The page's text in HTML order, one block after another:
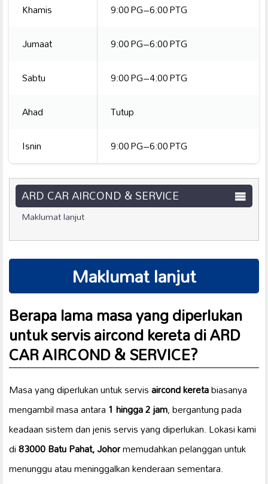
Khamis
9:00 PG–6:00 PTG
Jumaat
9:00 PG–6:00 PTG
Sabtu
9:00 PG–4:00 PTG
Ahad
Tutup
Isnin
9:00 PG–6:00 PTG
ARD CAR AIRCOND & SERVICE
Maklumat lanjut
Maklumat lanjut
Berapa lama masa yang diperlukan
untuk servisaircond keretadi ARD
CAR AIRCOND & SERVICE?
Masa yang diperlukan untuk servisaircond keretabiasanya
mengambil masa antara1 hingga 2 jam, bergantung pada
keadaan sistem dan jenis servis yang diperlukan. Lokasi kami
di83000 Batu Pahat, Johormemudahkan pelanggan untuk
menunggu atau meninggalkan kenderaan sementara.